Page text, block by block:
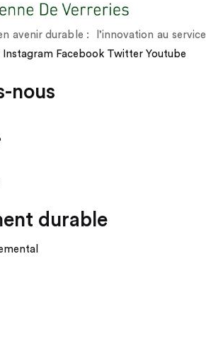
avenir durable : l’innovation au service
Instagram Facebook Twitter Youtube
nous
durable